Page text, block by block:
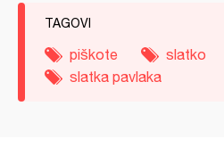
TAGOVI
piškote slatko
slatka pavlaka